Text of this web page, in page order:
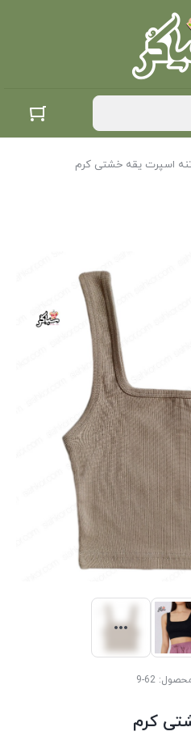
اسپرت یقه خشتی کرم
62-9
کرم